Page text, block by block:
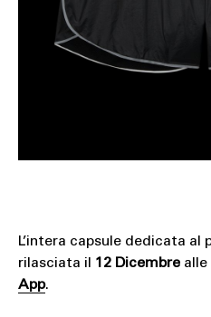
L’intera capsule dedicata
rilasciata il 12 Dicembrealle
App.